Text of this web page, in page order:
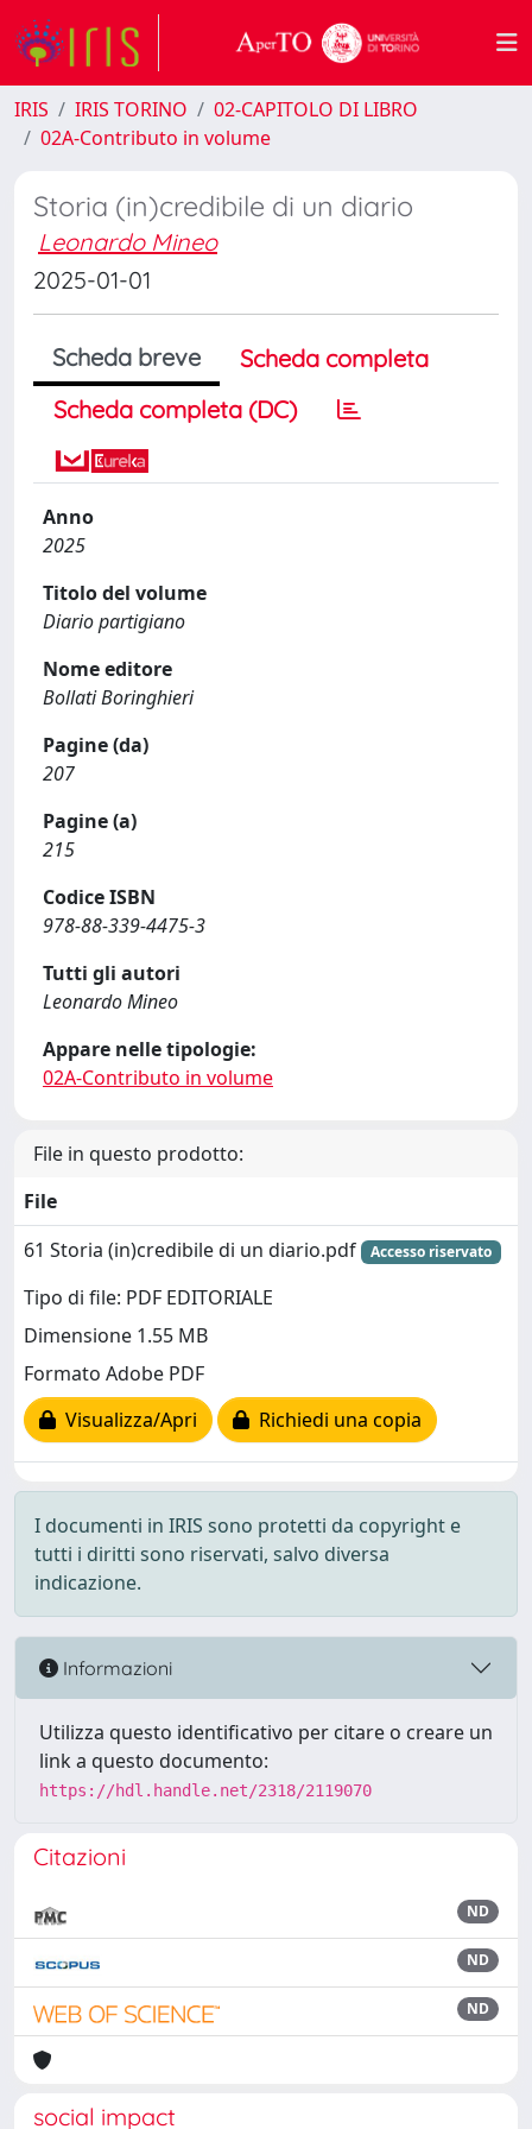
IRIS IRIS TORINO
02-CAPITOLO DI LIBRO
02A-Contributo in volume
Storia (in)credibile di un diario
Leonardo Mineo
2025-01-01
Scheda breve
Scheda completa
Scheda completa (DC)
Anno
2025
Titolo del volume
Diario partigiano
Nome editore
Bollati Boringhieri
Pagine (da)
207
Pagine (a)
215
Codice ISBN
978-88-339-4475-3
Tutti gli autori
Leonardo Mineo
Appare nelle tipologie:
02A-Contributo in volume
File in questo prodotto:
File
61 Storia (in)credibile di un diario.pdf
Accesso riservato
Tipo di file: PDF EDITORIALE
Dimensione 1.55 MB
Formato Adobe PDF
Visualizza/Apri
Richiedi una copia
I documenti in IRIS sono protetti da copyright e
tutti i diritti sono riservati, salvo diversa
indicazione.
Informazioni
Utilizza questo identificativo per citare o creare un
link a questo documento:
https://hdl.handle.net/2318/2119070
Citazioni
ND
ND
ND
social impact